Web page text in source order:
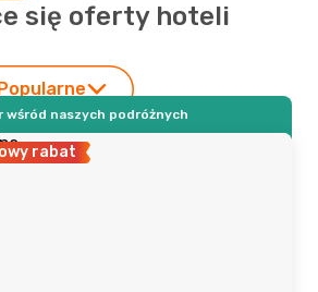
się oferty hoteli
wśród naszych podróżnych
rabat